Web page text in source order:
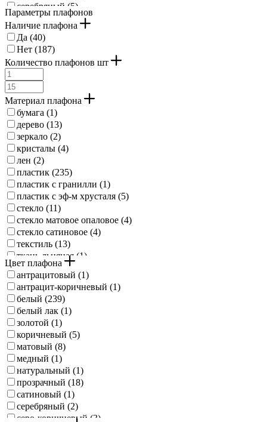
серебряный (5)
серо-коричневый (
серый алюминий (
хром (35
черный (90
шампань (2)
хромированный (
Параметры плафонов
Наличие плафона
Да (40)
Нет (187)
Количество плафонов шт
Материал плафона
бумага (1)
дерево (13)
зеркало (2)
кристалы (4)
лен (2)
пластик (235)
пластик с гранилли (1)
пластик с эф-м хрусталя (5)
стекло (11)
стекло матовое опаловое (4)
стекло сатиновое (4)
текстиль (13)
ткань льняная (1)
хрусталь (5
стекло с напылением (
пластик с кристаллами (2
стекло опаловый матовый (
Цвет плафона
антрацитовый (1)
антрацит-коричневый (1)
белый (239)
белый лак (1)
золотой (1)
коричневый (5)
матовый (8)
медный (1)
натуральный (1)
прозрачный (18)
сатиновый (1)
серебряный (2)
серо-коричневый (3)